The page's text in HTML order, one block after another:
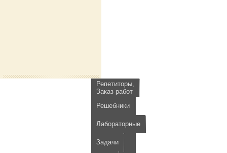
Репетиторы,
Заказ работ
Решебники
Лабораторные
Задачи